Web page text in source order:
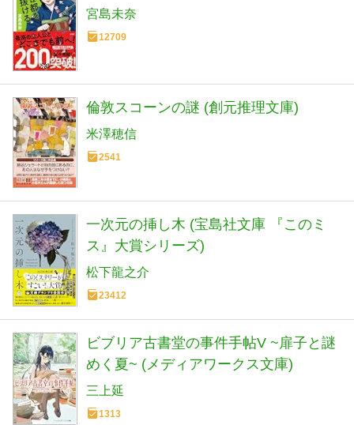
宮島未奈
12709
倫敦スコーンの謎 (創元推理文庫)
米澤穂信
2541
一次元の挿し木 (宝島社文庫 『このミ
ス』大賞シリーズ)
松下龍之介
23412
ビブリア古書堂の事件手帖V ~扉子と謎
めく夏~ (メディアワークス文庫)
三上延
1313